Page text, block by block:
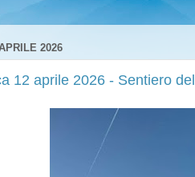
2026
12 aprile 2026 - Sentiero